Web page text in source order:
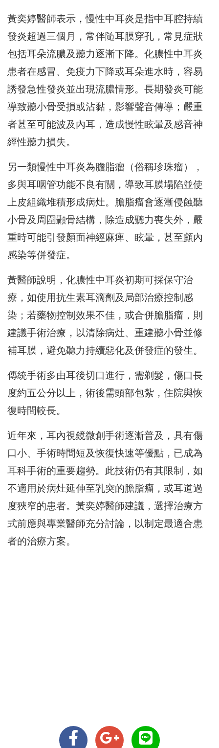
黃奕婷醫師表示，慢性中耳炎是指中耳腔持續
發炎超過三個月，常伴隨耳膜穿孔，常見症狀
包括耳朵流膿及聽力逐漸下降。化膿性中耳炎
患者在感冒、免疫力下降或耳朵進水時，容易
誘發急性發炎並出現流膿情形。長期發炎可能
導致聽小骨受損或沾黏，影響聲音傳導；嚴重
者甚至可能波及內耳，造成慢性眩暈及感音神
經性聽力損失。
另一類慢性中耳炎為膽脂瘤（俗稱珍珠瘤），
多與耳咽管功能不良有關，導致耳膜塌陷並使
上皮組織堆積形成病灶。膽脂瘤會逐漸侵蝕聽
小骨及周圍顳骨結構，除造成聽力喪失外，嚴
重時可能引發顏面神經麻痺、眩暈，甚至顱內
感染等併發症。
黃醫師說明，化膿性中耳炎初期可採保守治
療，如使用抗生素耳滴劑及局部治療控制感
染；若藥物控制效果不佳，或合併膽脂瘤，則
建議手術治療，以清除病灶、重建聽小骨並修
補耳膜，避免聽力持續惡化及併發症的發生。
傳統手術多由耳後切口進行，需剃髮，傷口長
度約五公分以上，術後需頭部包紮，住院與恢
復時間較長。
近年來，耳內視鏡微創手術逐漸普及，具有傷
口小、手術時間短及恢復快速等優點，已成為
耳科手術的重要趨勢。此技術仍有其限制，如
不適用於病灶延伸至乳突的膽脂瘤，或耳道過
度狹窄的患者。黃奕婷醫師建議，選擇治療方
式前應與專業醫師充分討論，以制定最適合患
者的治療方案。